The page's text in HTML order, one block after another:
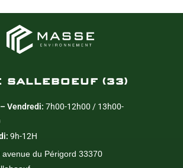
SALLEBOEUF (33)
Vendredi: 7h00-12h00 / 13h00-
9h-12H
avenue du Périgord 33370